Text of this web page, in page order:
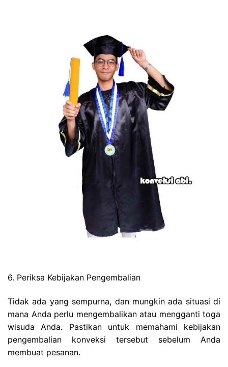
6. Periksa Kebijakan Pengembalian
Tidak ada yang sempurna, dan mungkin ada situasi di
mana Anda perlu mengembalikan atau mengganti toga
wisuda Anda. Pastikan untuk memahami kebijakan
pengembalian konveksi tersebut sebelum Anda
membuat pesanan.